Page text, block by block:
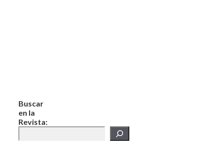
Buscar
en la
Revista: